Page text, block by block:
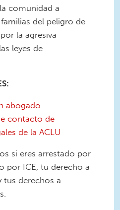
comunidad a
del peligro de
la agresiva
leyes de
abogado -
contacto de
de la ACLU
si eres arrestado por
por ICE, tu derecho a
tus derechos a